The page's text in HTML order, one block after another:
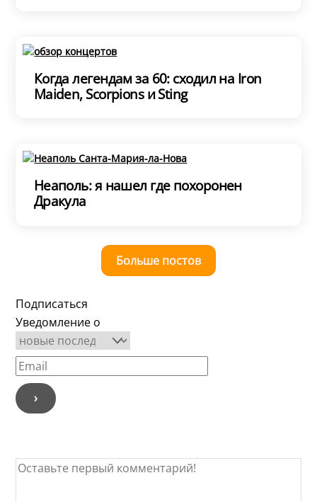
Когда легендам за 60: сходил на Iron
Maiden, Scorpions и Sting
Неаполь: я нашел где похоронен
Дракула
Больше постов
Подписаться
Уведомление о